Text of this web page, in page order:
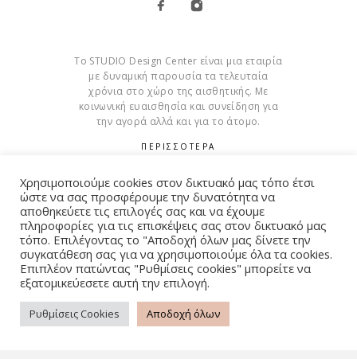
Το STUDIO Design Center είναι μια εταιρία
με δυναμική παρουσία τα τελευταία
χρόνια στο χώρο της αισθητικής. Με
κοινωνική ευαισθησία και συνείδηση για
την αγορά αλλά και για το άτομο.
ΠΕΡΙΣΣΟΤΕΡΑ
Cookies
© Copyright 2015 – 2026 . All Rights Reserved. Developed By
iWorx
ΌΡΟΙ ΧΡΉΣΗΣ ΠΟΛΙΤΙΚΉ ΑΠΟΡΡΉΤΟΥ
Χρησιμοποιούμε cookies στον δικτυακό μας τόπο έτσι
ώστε να σας προσφέρουμε την δυνατότητα να
αποθηκεύετε τις επιλογές σας και να έχουμε
πληροφορίες για τις επισκέψεις σας στον δικτυακό μας
τόπο. Επιλέγοντας το "Αποδοχή όλων μας δίνετε την
συγκατάθεση σας για να χρησιμοποιούμε όλα τα cookies.
Επιπλέον πατώντας "Ρυθμίσεις cookies" μπορείτε να
εξατομικεύεσετε αυτή την επιλογή.
Ρυθμίσεις Cookies Αποδοχή όλων